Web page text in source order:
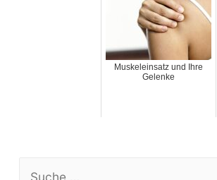
Muskeleinsatz und Ihre
Gelenke